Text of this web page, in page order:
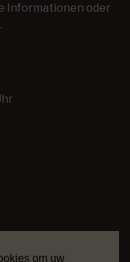
om uw
Informationen oder